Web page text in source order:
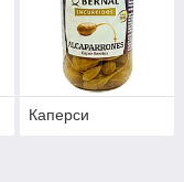
Каперси